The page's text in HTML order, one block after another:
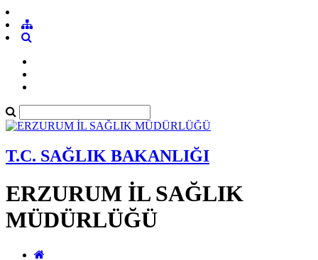
T.C. SAĞLIK BAKANLIĞI
ERZURUM İL SAĞLIK
MÜDÜRLÜĞÜ